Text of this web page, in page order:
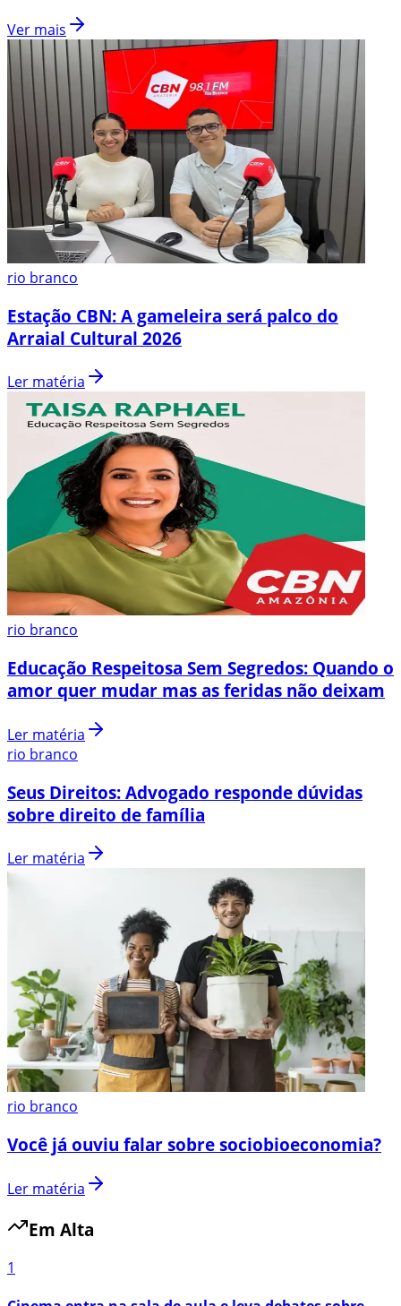
Ver mais
rio branco
Estação CBN: A gameleira será palco do
Arraial Cultural 2026
Ler matéria
rio branco
Educação Respeitosa Sem Segredos: Quando o
amor quer mudar mas as feridas não deixam
Ler matéria
rio branco
Seus Direitos: Advogado responde dúvidas
sobre direito de família
Ler matéria
rio branco
Você já ouviu falar sobre sociobioeconomia?
Ler matéria
Em Alta
1